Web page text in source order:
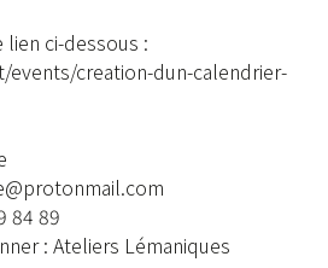
lien ci-dessous :
creation-dun-calendrier-
84 89
: Ateliers Lémaniques